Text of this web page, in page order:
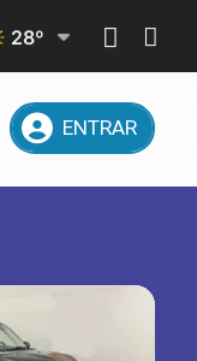
28º
ENTRAR